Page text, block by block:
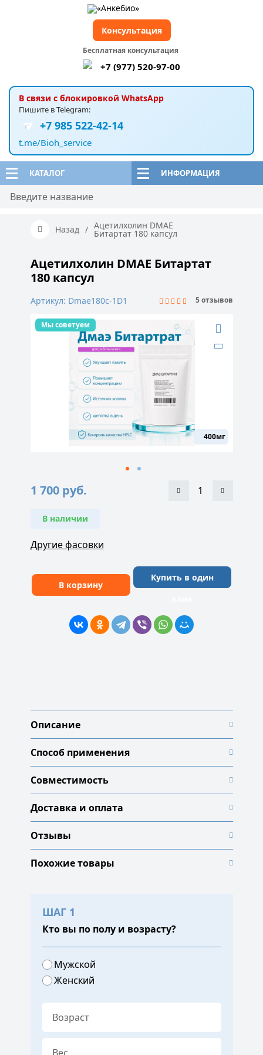
КАТАЛОГ ИНФОРМАЦИЯ
В связи с блокировкой WhatsApp
Пишите в Telegram:
+7 985 522-42-14
t.me/Bioh_service
Бесплатная консультация
+7 (977) 520-97-00
Консультация
Назад / Ацетилхолин DMAE
Битартат 180 капсул
Ацетилхолин DMAE Битартат
180 капсул
Артикул: Dmae180c-1D1 5 отзывов
400мг
Мы советуем
1 700 руб.
В наличии
Другие фасовки
В корзину
Купить в один
Описание
Способ применения
Совместимость
Доставка и оплата
Отзывы
Похожие товары
ШАГ 1
Кто вы по полу и возрасту?
Мужской
Женский